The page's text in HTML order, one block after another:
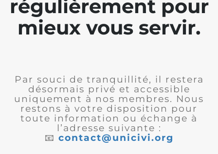
régulièrement pour
mieux vous servir.
Par souci de tranquillité, il restera
désormais privé et accessible
uniquement à nos membres. Nous
restons à votre disposition pour
toute information ou échange à
l’adresse suivante :
📧 contact@unicivi.org